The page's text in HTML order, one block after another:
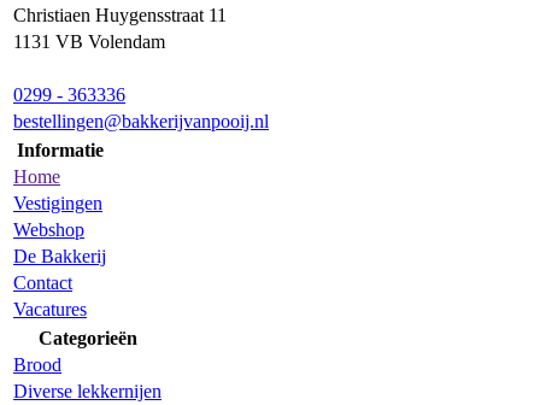
Christiaen Huygensstraat 11
1131 VB Volendam
0299 - 363336
bestellingen@bakkerijvanpooij.nl
Informatie
Home
Vestigingen
Webshop
De Bakkerij
Contact
Vacatures
Categorieën
Brood
Diverse lekkernijen